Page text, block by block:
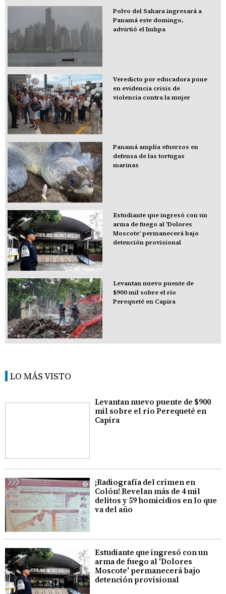
Polvo del Sahara ingresará a
Panamá este domingo,
advirtió el Imhpa
Veredicto por educadora pone
en evidencia crisis de
violencia contra la mujer
Panamá amplía efuerzos en
defensa de las tortugas
marinas
Estudiante que ingresó con un
arma de fuego al 'Dolores
Moscote' permanecerá bajo
detención provisional
Levantan nuevo puente de
$900 mil sobre el río
Perequeté en Capira
LO MÁS VISTO
Levantan nuevo puente de $900
mil sobre el río Perequeté en
Capira
¡Radiografía del crimen en
Colón! Revelan más de 4 mil
delitos y 59 homicidios en lo que
va del año
Estudiante que ingresó con un
arma de fuego al 'Dolores
Moscote' permanecerá bajo
detención provisional